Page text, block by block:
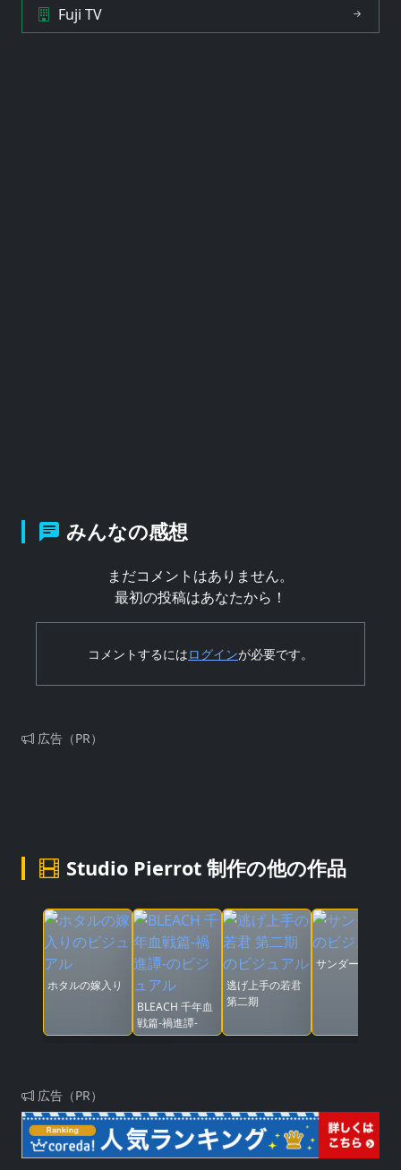
Fuji TV
みんなの感想
まだコメントはありません。
最初の投稿はあなたから！
コメントするにはログインが必要です。
広告（PR）
Studio Pierrot 制作の他の作品
ホタルの嫁入り
BLEACH 千年血
戦篇-禍進譚-
逃げ上手の若君
第二期
サンダー３
広告（PR）